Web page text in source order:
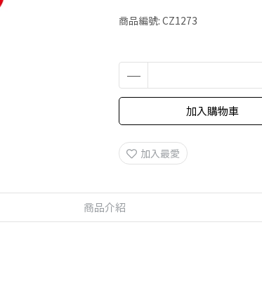
商品編號: CZ1273
加入購物車
加入最愛
商品介紹